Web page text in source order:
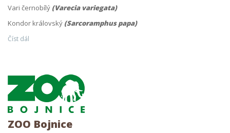
Vari černobílý (Varecia variegata)
Kondor královský (Sarcoramphus papa)
Číst dál
ZOO Bojnice